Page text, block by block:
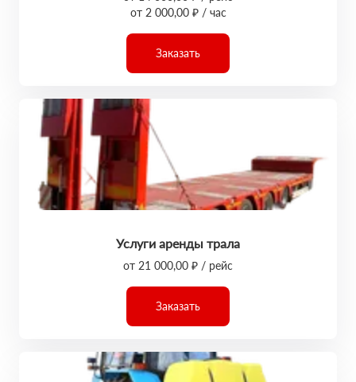
от 2 000,00 ₽ / час
Заказать
Услуги аренды трала
от 21 000,00 ₽ / рейс
Заказать